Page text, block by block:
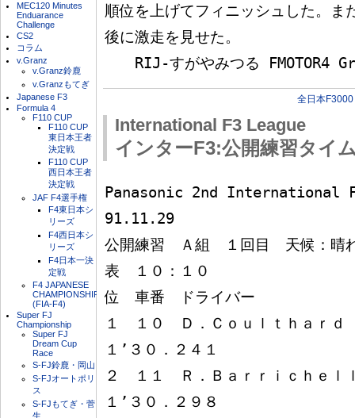
MEC120 Minutes
Enduarance
Challenge
CS2
コラム
v.Granz
v.Granz鈴鹿
v.Granzもてぎ
Japanese F3
Formula 4
F110 CUP
F110 CUP
東日本王者
決定戦
F110 CUP
西日本王者
決定戦
JAF F4選手権
F4東日本シ
リーズ
F4西日本シ
リーズ
F4日本一決
定戦
F4 JAPANESE
CHAMPIONSHIP
(FIA-F4)
Super FJ
Championship
Super FJ
Dream Cup
Race
S-FJ鈴鹿・岡山
S-FJオートポリ
ス
S-FJもてぎ・菅
生
順位を上げてフィニッシュした。ま
後に激走を見せた。
全日本F3000
International F3 League
インターF3:公開練習タイ
Panasonic 2nd International
91.11.29
公開練習　Ａ組　１回目　天候：晴
表　１０：１０
位　車番　ドライバー
１　１０　Ｄ．Ｃｏｕｌｔｈａ
１’３０．２４１
２　１１　Ｒ．Ｂａｒｒｉｃｈ
１’３０．２９８